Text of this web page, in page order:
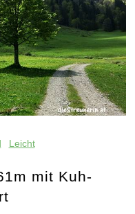
Leicht
mit Kuh-